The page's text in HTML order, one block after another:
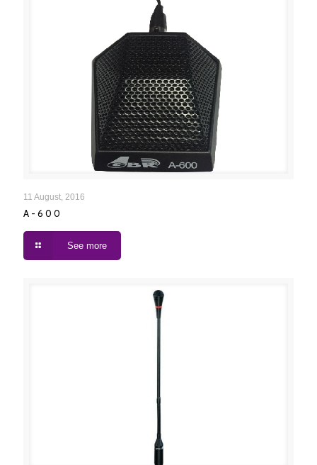
11 August, 2016
A-600
See more